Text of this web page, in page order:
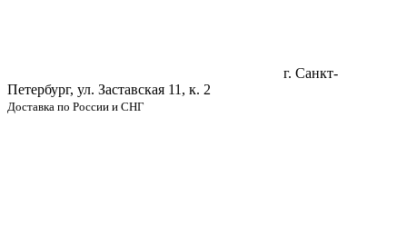
г. Санкт-
Петербург, ул. Заставская 11, к. 2
Доставка по России и СНГ